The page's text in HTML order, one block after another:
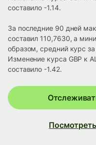
составило -1.14.
За последние 90 дней
составил 110,7630, а
образом, средний курс
Изменение курса GBP к
составило -1.42.